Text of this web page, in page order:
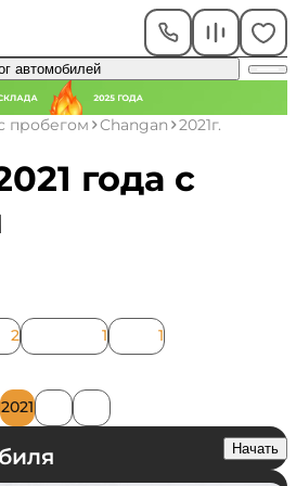
автомобилей
пробегом Changan 2021г.
года с
Начать
2Eado Plus 1UNI-K 1
202120222023